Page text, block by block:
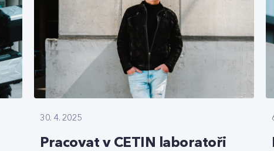
30. 4. 2025
Pracovat v CETIN laboratoři